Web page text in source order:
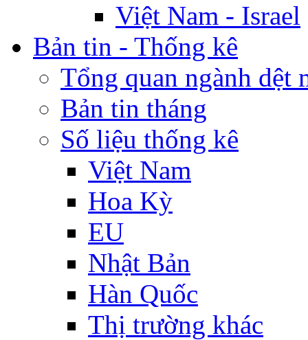
Việt Nam - Israel
Bản tin - Thống kê
Tổng quan ngành dệt
Bản tin tháng
Số liệu thống kê
Việt Nam
Hoa Kỳ
EU
Nhật Bản
Hàn Quốc
Thị trường khác